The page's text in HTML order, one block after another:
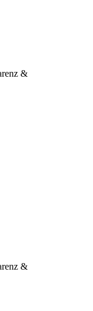
&
&